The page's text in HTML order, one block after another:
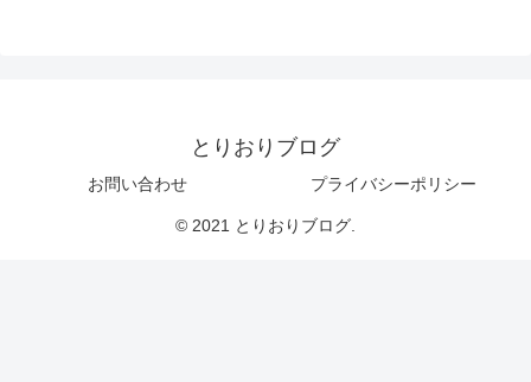
とりおりブログ
お問い合わせ プライバシーポリシー
© 2021 とりおりブログ.